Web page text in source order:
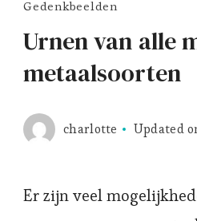
Gedenkbeelden
Urnen van alle
metaalsoorten
charlotte Updated
Er zijn veel